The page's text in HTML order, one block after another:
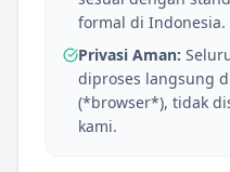
formal di Indonesia.
Privasi Aman:
diproses langsung
(*browser*), tidak
kami.